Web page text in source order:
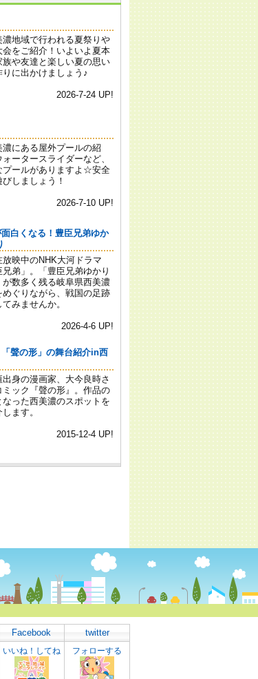
Facebook
いいね！してね
twitter
フォローする